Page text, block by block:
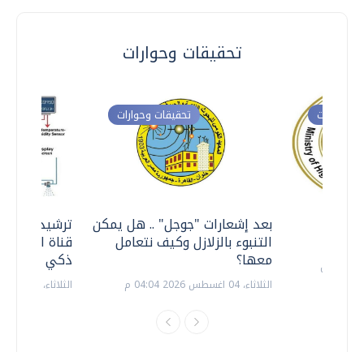
تحقيقات وحوارات
ترشيدا
قناة
ذكي
الثلاثاء، 14 يوليو 2026 06:11 م
تحقيقات وحوارات
بعد إشعارات "جوجل" .. هل يمكن
التنبوء بالزلازل وكيف نتعامل
معها؟
الثلاثاء، 04 اغسطس 2026 04:04 م
وحوارات